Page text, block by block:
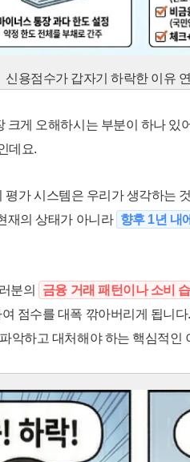
신용점수가 갑자기 하락한 이유
크게 오해하시는 부분이 하나 있
데요.
가 시스템은 우리가 생각하는
재의 상태가 아니라 향후 1년 내
분의 금융 거래 패턴이나 소비
점수를 대폭 깎아버리게 됩니
악하고 대처해야 하는 핵심적인